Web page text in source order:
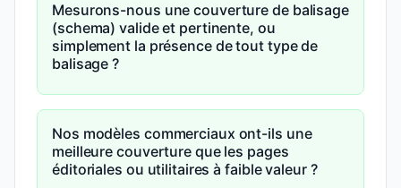
Mesurons-nous une couverture de balisage
(schema) valide et pertinente, ou
simplement la présence de tout type de
balisage ?
Nos modèles commerciaux ont-ils une
meilleure couverture que les pages
éditoriales ou utilitaires à faible valeur ?